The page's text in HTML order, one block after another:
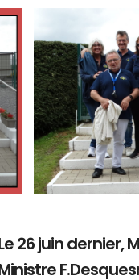
ARMCHAIR
26 juin dernier,